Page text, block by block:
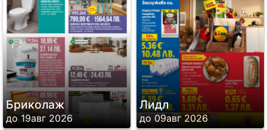
Бриколаж
до 19авг 2026
Лидл
до 09авг 2026